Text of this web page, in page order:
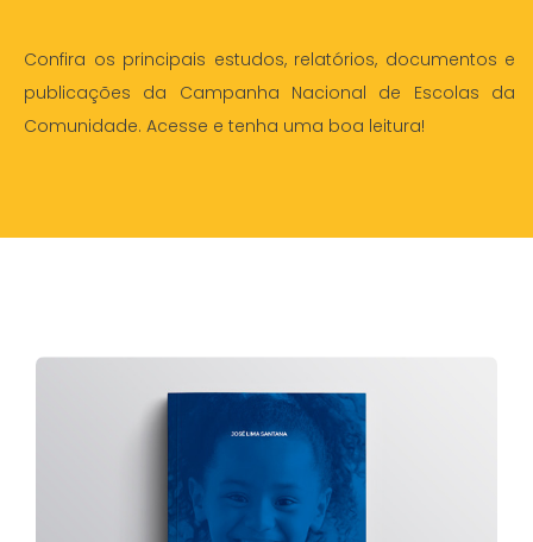
Confira os principais estudos, relatórios, documentos e
publicações da Campanha Nacional de Escolas da
Comunidade. Acesse e tenha uma boa leitura!